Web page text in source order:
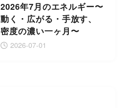
2026年7月のエネルギー〜
動く・広がる・手放す、
密度の濃い一ヶ月〜
2026-07-01